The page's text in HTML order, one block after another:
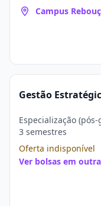
Campus
Gestão
Especialização
3 semestres
Oferta indisponível
Ver bolsas em